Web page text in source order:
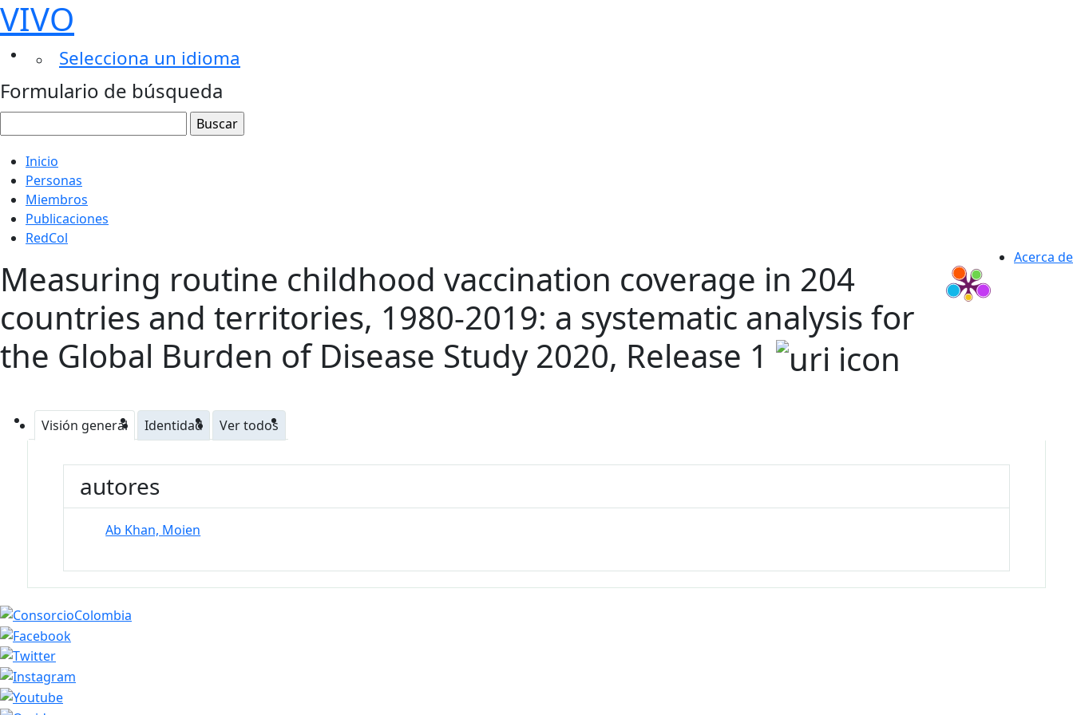
VIVO
Selecciona un idioma
Formulario de búsqueda
Inicio
Personas
Miembros
Publicaciones
RedCol
Acerca de
Measuring routine childhood vaccination coverage in 204
countries and territories, 1980-2019: a systematic analysis for
the Global Burden of Disease Study 2020, Release 1
Visión general Identidad Ver todos
autores
Ab Khan, Moien